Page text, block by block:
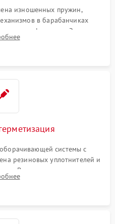
изношенных пружин,
в барабанчиках
в трансфокаторе. Замена
сетки или восстановление
системы с
резиновых уплотнителей и
Вакуумирование корпуса
азотом или аргоном для